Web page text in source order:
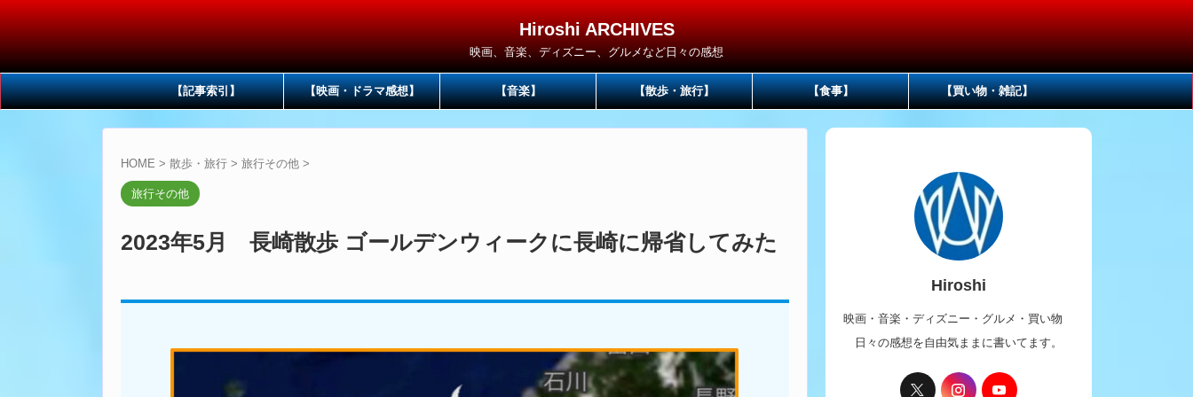
Hiroshi ARCHIVES
映画、音楽、ディズニー、グルメなど日々の感想
【記事索引】 【映画・ドラマ感想】 【音楽】 【散歩・旅行】 【食事】 【買い物・雑記】
HOME > 散歩・旅行 > 旅行その他 >
旅行その他
2023年5月 長崎散歩 ゴールデンウィークに長崎に帰省してみた
Hiroshi
映画・音楽・ディズニー・グルメ・買い物
日々の感想を自由気ままに書いてます。